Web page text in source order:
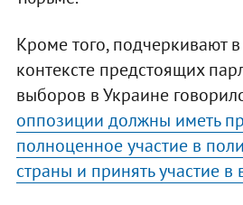
Кроме того, подчеркивают
контексте предстоящих
выборов в Украине
оппозиции должны иметь
полноценное участие в
страны и принять участие в